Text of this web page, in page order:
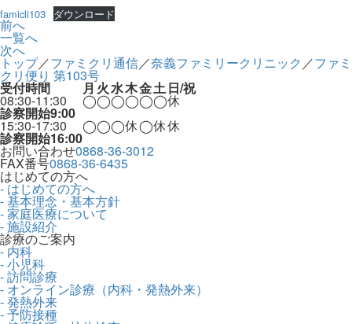
famicli103 ダウンロード
前へ
一覧へ
次へ
トップ／ファミクリ通信／奈義ファミリークリニック ／ファミ
クリ便り 第103号
受付時間 月火水木金土日/祝
08:30-11:30
診察開始9:00
◯◯◯◯◯◯休
15:30-17:30
診察開始16:00
◯◯◯休◯休休
お問い合わせ0868-36-3012
FAX番号0868-36-6435
はじめての方へ
- はじめての方へ
- 基本理念・基本方針
- 家庭医療について
- 施設紹介
診療のご案内
- 内科
- 小児科
- 訪問診療
- オンライン診療（内科・発熱外来）
- 発熱外来
- 予防接種